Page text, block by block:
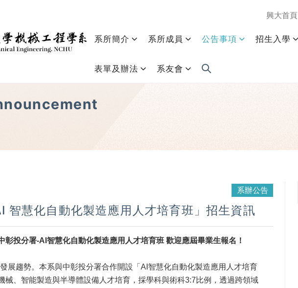
興大首頁
系所簡介 系所成員 公告事項 招生入學
表單及辦法 系友會
系辦公告
智慧化自動化製造應用人才培育班」招生資訊
彰投分署-AI智慧化自動化製造應用人才培育班 歡迎應屆畢業生報名！
展趨勢。本系與中彰投分署合作開設「 AI 智慧化自動化製造應用人才培育
械、智能製造與半導體設備人才培育，採學科與術科3:7比例，透過跨領域